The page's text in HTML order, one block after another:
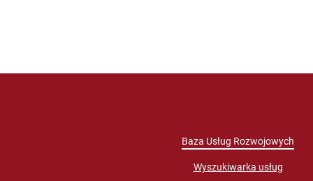
Baza Usług Rozwojowych
Wyszukiwarka usług